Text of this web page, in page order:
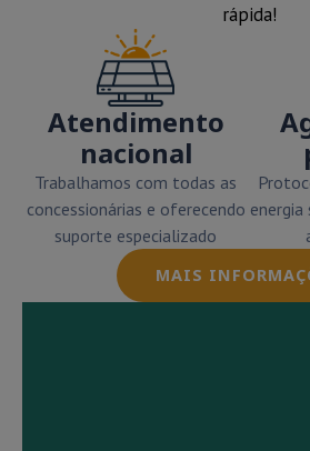
rápida!
Atendimento
nacional
Trabalhamos com todas as
concessionárias e oferecendo
suporte especializado
MAIS